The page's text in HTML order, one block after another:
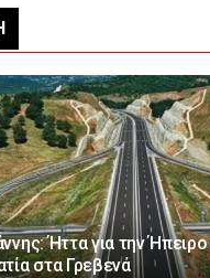
Ήττα για την
στα Γρεβενά